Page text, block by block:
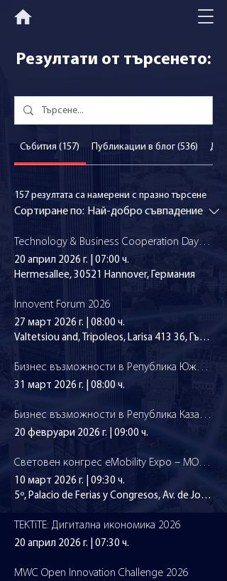
Резултати от търсенето:
Събития (157) Публикации в блог (536)
157 резултата са намерени с празно търсене
Сортиране по: Най-добро съвпадение
Technology & Business Cooperation Days 2026
20 април 2026 г.
07:00 ч.
Hermesallee, 30521 Hannover, Германия
Innovent Forum 2026
27 март 2026 г.
08:00 ч.
Valtetsiou and, Tripoleos, Larisa 413 36, Гърция
Бизнес възможности в Република Южна Африка и Кралство Лесото
31 март 2026 г. 08:00 ч.
Бизнес възможности в Република Казахстан
20 февруари 2026 г. 09:00 ч.
Световен конгрес eMobility Expo – MOW 2026
10 март 2026 г.
09:30 ч.
5º, Palacio de Ferias y Congresos, Av. de José
TEKTiTE: Дигитална икономика 2026
20 април 2026 г. 07:30 ч.
MWC Open Innovation Challenge 2026